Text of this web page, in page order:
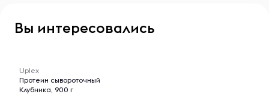
Вы интересовались
Uplex
Протеин сывороточный
Клубника, 900 г